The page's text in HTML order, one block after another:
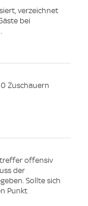
verzeichnet
bei
Zuschauern
offensiv
der
Sollte sich
Punkt